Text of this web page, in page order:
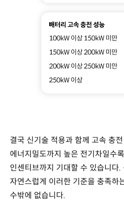
결국 신기술 적용과 함께 고속 충
에너지밀도까지 높은 전기차일수
인센티브까지 기대할 수 있습니다.
자연스럽게 이러한 기준을 충족하
수밖에 없습니다.